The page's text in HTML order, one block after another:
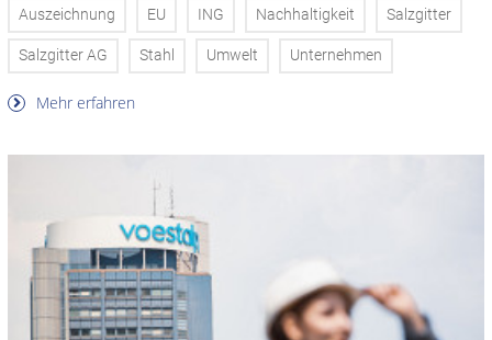
Auszeichnung EU ING Nachhaltigkeit Salzgitter
Salzgitter AG Stahl Umwelt Unternehmen
Mehr erfahren